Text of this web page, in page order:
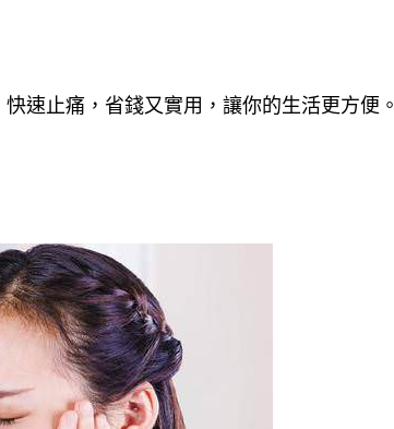
速止痛，省錢又實用，讓你的生活更方便。